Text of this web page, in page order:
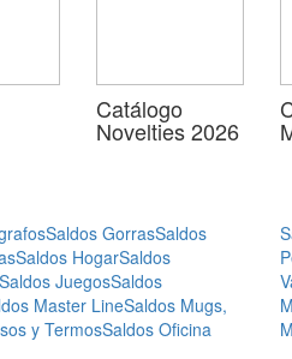
Catálogo
Novelties 2026
Saldos GorrasSaldos
Saldos HogarSaldos
Saldos JuegosSaldos
Master LineSaldos Mugs,
y TermosSaldos Oficina